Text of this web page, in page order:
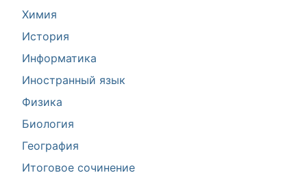
Химия
История
Информатика
Иностранный язык
Физика
Биология
География
Итоговое сочинение